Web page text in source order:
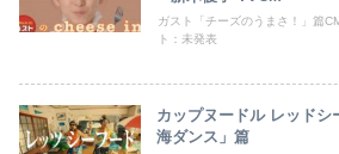
ガスト「チーズのうまさ！」篇
ト：未発表
カップヌードル レッドシ
海ダンス」篇